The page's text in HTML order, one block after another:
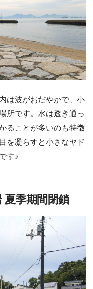
は波がおだやかで、小
所です。水は透き通っ
ることが多いのも特徴
を凝らすと小さなヤド
す♪
夏季期間閉鎖